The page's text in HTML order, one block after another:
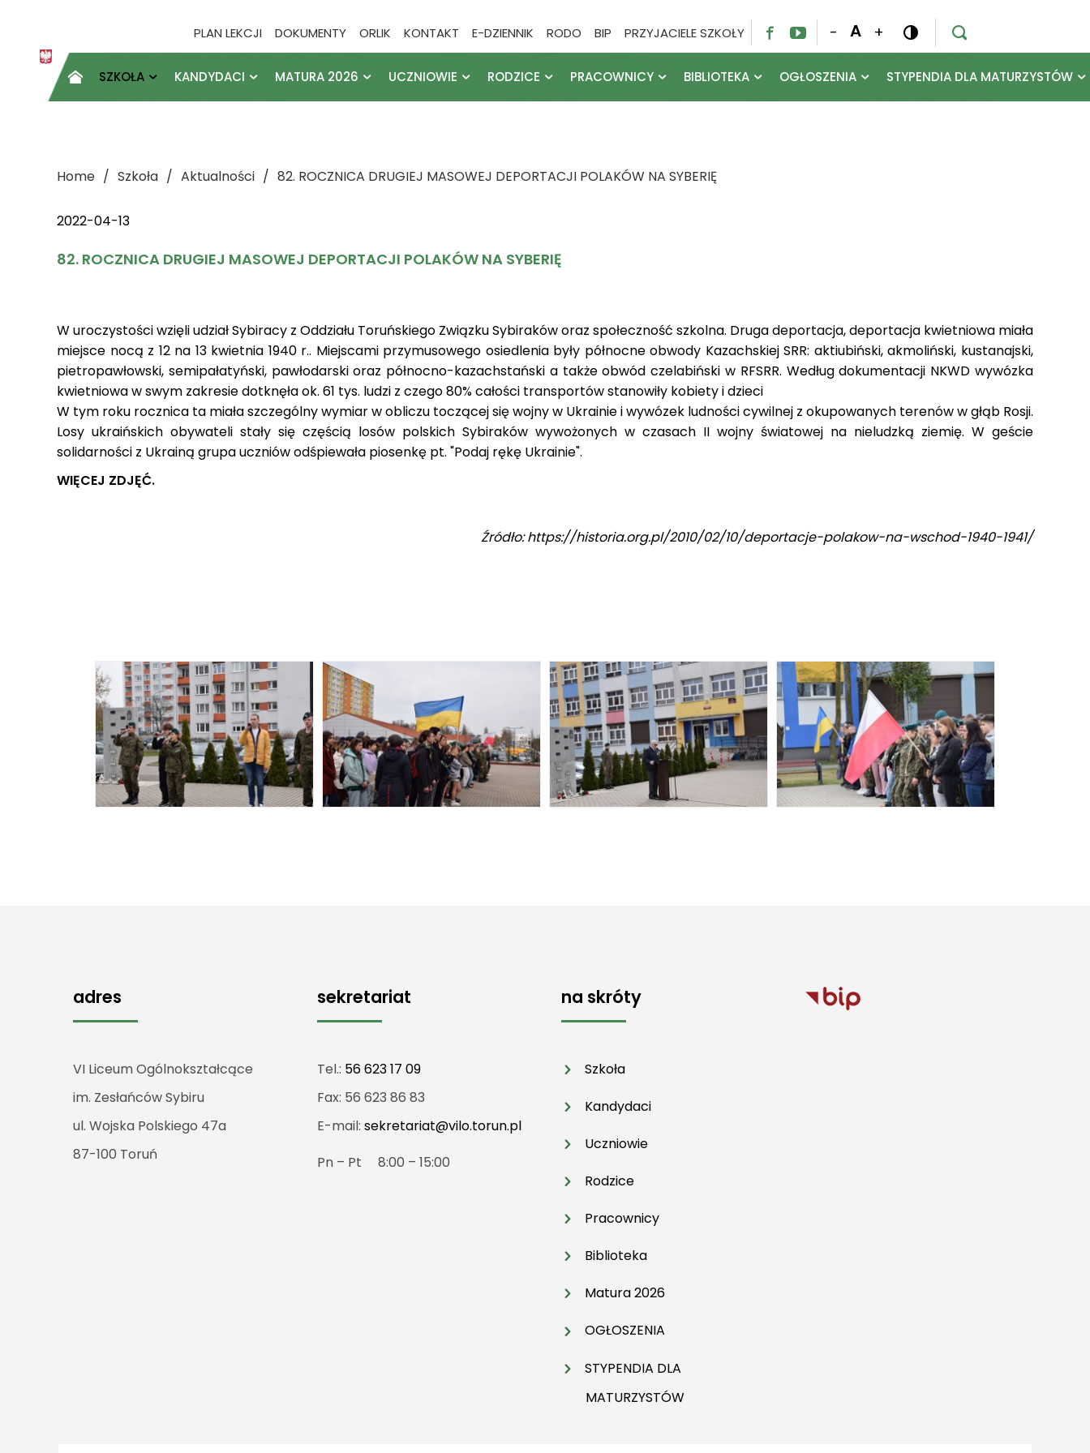
PLAN LEKCJI DOKUMENTY ORLIK KONTAKT E-DZIENNIK RODO BIP PRZYJACIELE SZKOŁY   - A +  
 SZKOŁA KANDYDACI MATURA 2026 UCZNIOWIE RODZICE PRACOWNICY BIBLIOTEKA OGŁOSZENIA STYPENDIA DLA MATURZYSTÓW
Home Szkoła Aktualności 82. ROCZNICA DRUGIEJ MASOWEJ DEPORTACJI POLAKÓW NA SYBERIĘ
2022-04-13
82. ROCZNICA DRUGIEJ MASOWEJ DEPORTACJI POLAKÓW NA SYBERIĘ
W uroczystości wzięli udział Sybiracy z Oddziału Toruńskiego Związku Sybiraków oraz społeczność szkolna. Druga deportacja, deportacja kwietniowa miała
miejsce nocą z 12 na 13 kwietnia 1940 r.. Miejscami przymusowego osiedlenia były północne obwody Kazachskiej SRR: aktiubiński, akmoliński, kustanajski,
pietropawłowski, semipałatyński, pawłodarski oraz północno-kazachstański a także obwód czelabiński w RFSRR. Według dokumentacji NKWD wywózka
kwietniowa w swym zakresie dotknęła ok. 61 tys. ludzi z czego 80% całości transportów stanowiły kobiety i dzieci
W tym roku rocznica ta miała szczególny wymiar w obliczu toczącej się wojny w Ukrainie i wywózek ludności cywilnej z okupowanych terenów w głąb Rosji.
Losy ukraińskich obywateli stały się częścią losów polskich Sybiraków wywożonych w czasach II wojny światowej na nieludzką ziemię. W geście
solidarności z Ukrainą grupa uczniów odśpiewała piosenkę pt. "Podaj rękę Ukrainie".
WIĘCEJ ZDJĘĆ.
Źródło: https://historia.org.pl/2010/02/10/deportacje-polakow-na-wschod-1940-1941/
adres
VI Liceum Ogólnokształcące
im. Zesłańców Sybiru
ul. Wojska Polskiego 47a
87-100 Toruń
sekretariat
Tel.: 56 623 17 09
Fax: 56 623 86 83
E-mail: sekretariat@vilo.torun.pl
Pn – Pt 8:00 – 15:00
na skróty
Szkoła
Kandydaci
Uczniowie
Rodzice
Pracownicy
Biblioteka
Matura 2026
OGŁOSZENIA
STYPENDIA DLA
MATURZYSTÓW